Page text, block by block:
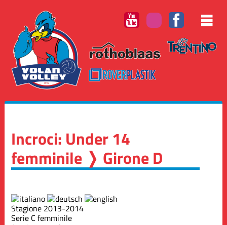
Incroci: Under 14
femminile ❭ Girone D
Stagione 2013-2014
Serie C femminile